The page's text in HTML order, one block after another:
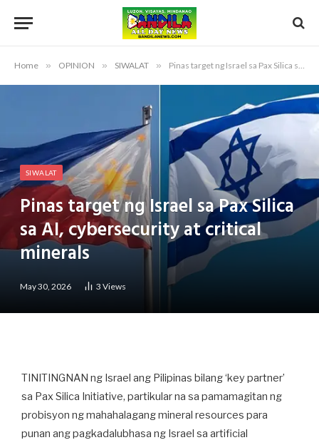
Home » OPINION » SIWALAT » Pinas target ng Israel sa Pax Silica sa AI, cybersecurity at critical minerals
SIWALAT
Pinas target ng Israel sa Pax Silica
sa AI, cybersecurity at critical
minerals
May 30, 2026 3 Views
TINITINGNAN ng Israel ang Pilipinas bilang ‘key partner’
sa Pax Silica Initiative, partikular na sa pamamagitan ng
probisyon ng mahahalagang mineral resources para
punan ang pagkadalubhasa ng Israel sa artificial